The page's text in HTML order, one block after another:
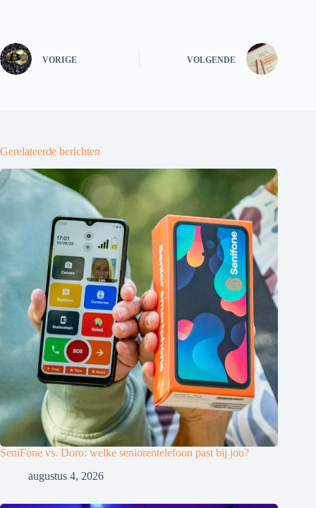
VORIGE VOLGENDE
Gerelateerde berichten
SeniFone vs. Doro: welke seniorentelefoon past bij jou?
augustus 4, 2026